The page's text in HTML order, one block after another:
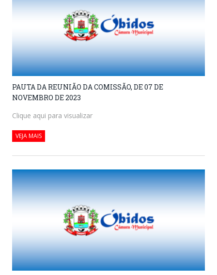
PAUTA DA REUNIÃO DA COMISSÃO, DE 07 DE
NOVEMBRO DE 2023
Clique aqui para visualizar
VEJA MAIS